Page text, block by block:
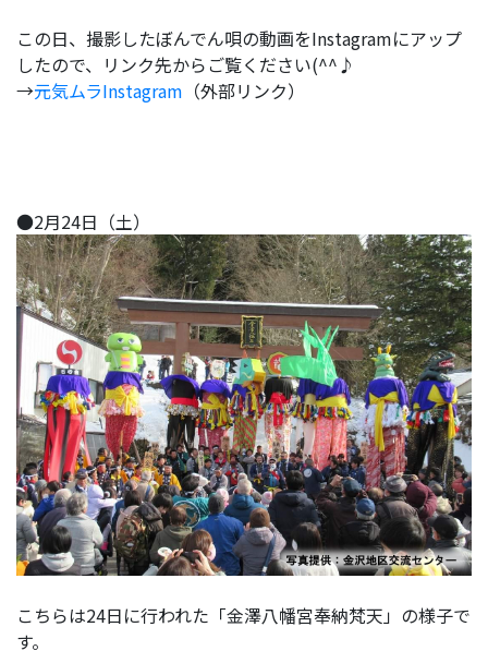
この日、撮影したぼんでん唄の動画をInstagramにアップ
したので、リンク先からご覧ください(^^♪
→元気ムラInstagram （外部リンク）
●2月24日（土）
こちらは24日に行われた「金澤八幡宮奉納梵天」の様子で
す。